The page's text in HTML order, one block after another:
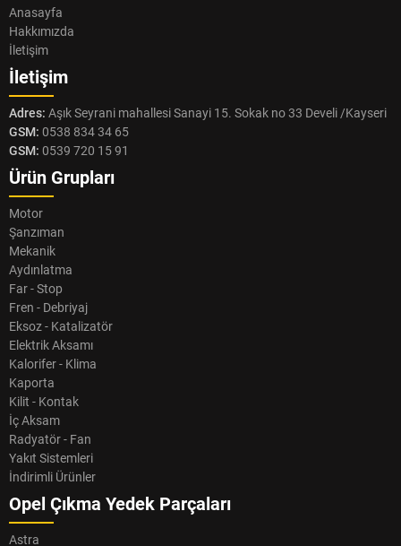
Anasayfa
Hakkımızda
İletişim
İletişim
Adres: Aşık Seyrani mahallesi Sanayi 15. Sokak no 33 Develi /Kayseri
GSM: 0538 834 34 65
GSM: 0539 720 15 91
Ürün Grupları
Motor
Şanzıman
Mekanik
Aydınlatma
Far - Stop
Fren - Debriyaj
Eksoz - Katalizatör
Elektrik Aksamı
Kalorifer - Klima
Kaporta
Kilit - Kontak
İç Aksam
Radyatör - Fan
Yakıt Sistemleri
İndirimli Ürünler
Opel Çıkma Yedek Parçaları
Astra